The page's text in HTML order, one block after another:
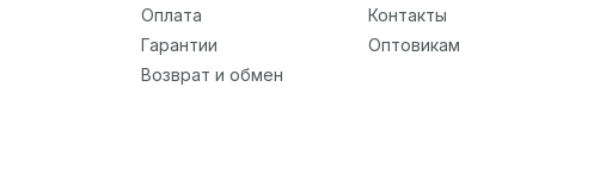
Оплата
Гарантии
Возврат и обмен
Контакты
Оптовикам